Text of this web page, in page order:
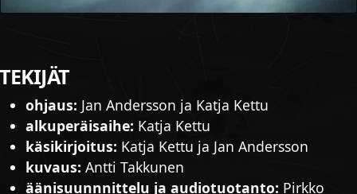
ohjaus: Jan Andersson ja Katja Kettu
alkuperäisaihe: Katja Kettu
käsikirjoitus: Katja Kettu ja Jan Andersson
kuvaus: Antti Takkunen
äänisuunnnittelu ja audiotuotanto: Pirkko